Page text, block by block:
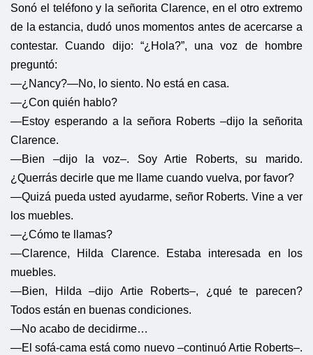
Sonó el teléfono y la señorita Clarence, en el otro extremo
de la estancia, dudó unos momentos antes de acercarse a
contestar. Cuando dijo: “¿Hola?”, una voz de hombre
preguntó:
—¿Nancy?—No, lo siento. No está en casa.
—¿Con quién hablo?
—Estoy esperando a la señora Roberts –dijo la señorita
Clarence.
—Bien –dijo la voz–. Soy Artie Roberts, su marido.
¿Querrás decirle que me llame cuando vuelva, por favor?
—Quizá pueda usted ayudarme, señor Roberts. Vine a ver
los muebles.
—¿Cómo te llamas?
—Clarence, Hilda Clarence. Estaba interesada en los
muebles.
—Bien, Hilda –dijo Artie Roberts–, ¿qué te parecen?
Todos están en buenas condiciones.
—No acabo de decidirme…
—El sofá-cama está como nuevo –continuó Artie Roberts–.